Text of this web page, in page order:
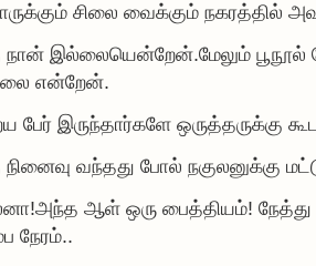
சிலை வைக்கும் நகரத்தில்
நான் இல்லையென்றேன்.மேலும் பூநூல்
என்றேன்.
பேர் இருந்தார்களே ஒருத்தருக்கு
வந்தது போல் நகுலனுக்கு
ஆள் ஒரு பைத்தியம்! நேத்து
நேரம்..